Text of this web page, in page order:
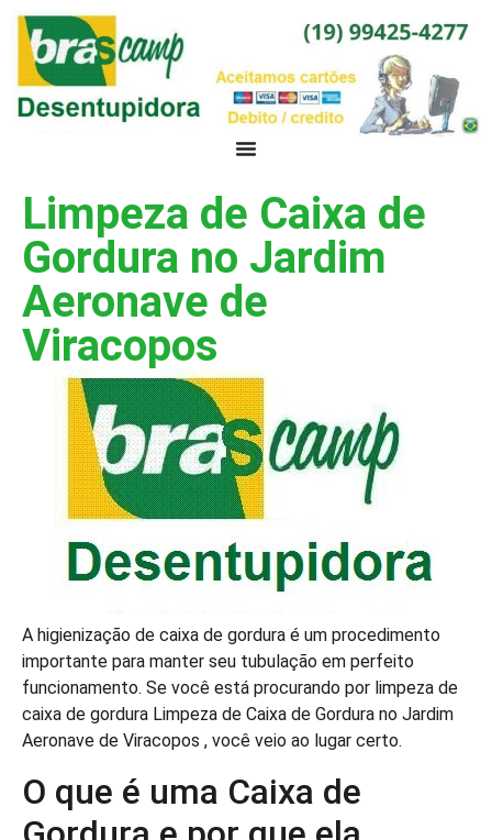
Limpeza de Caixa de
Gordura no Jardim
Aeronave de
Viracopos
A higienização de caixa de gordura é um procedimento
importante para manter seu tubulação em perfeito
funcionamento. Se você está procurando por limpeza de
caixa de gordura Limpeza de Caixa de Gordura no Jardim
Aeronave de Viracopos , você veio ao lugar certo.
O que é uma Caixa de